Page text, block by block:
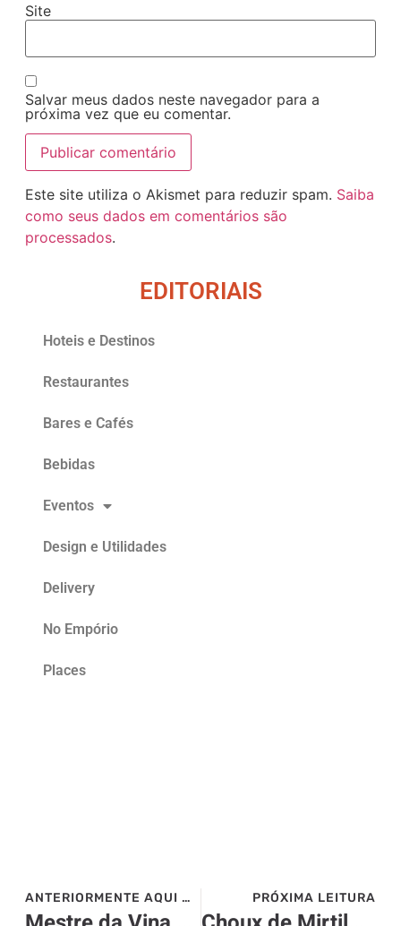
Site
Salvar meus dados neste navegador para a
próxima vez que eu comentar.
Este site utiliza o Akismet para reduzir spam. Saiba
como seus dados em comentários são
processados.
EDITORIAIS
Hoteis e Destinos
Restaurantes
Bares e Cafés
Bebidas
Eventos
Design e Utilidades
Delivery
No Empório
Places
ANTERIORMENTE AQUI NO SITE>>> PRÓXIMA LEITURA